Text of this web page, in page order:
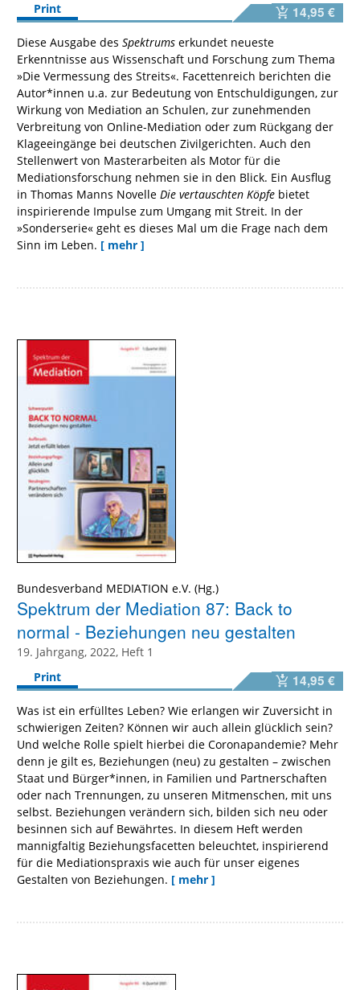
Print
14,95 €
Diese Ausgabe des Spektrums erkundet neueste
Erkenntnisse aus Wissenschaft und Forschung zum Thema
»Die Vermessung des Streits«. Facettenreich berichten die
Autor*innen u.a. zur Bedeutung von Entschuldigungen, zur
Wirkung von Mediation an Schulen, zur zunehmenden
Verbreitung von Online-Mediation oder zum Rückgang der
Klageeingänge bei deutschen Zivilgerichten. Auch den
Stellenwert von Masterarbeiten als Motor für die
Mediationsforschung nehmen sie in den Blick. Ein Ausflug
in Thomas Manns Novelle Die vertauschten Köpfe bietet
inspirierende Impulse zum Umgang mit Streit. In der
»Sonderserie« geht es dieses Mal um die Frage nach dem
Sinn im Leben. [ mehr ]
Bundesverband MEDIATION e.V.
Spektrum der Mediation 87: Back to
normal - Beziehungen neu gestalten
19. Jahrgang, 2022, Heft 1
Print
14,95 €
Was ist ein erfülltes Leben? Wie erlangen wir Zuversicht in
schwierigen Zeiten? Können wir auch allein glücklich sein?
Und welche Rolle spielt hierbei die Coronapandemie? Mehr
denn je gilt es, Beziehungen (neu) zu gestalten – zwischen
Staat und Bürger*innen, in Familien und Partnerschaften
oder nach Trennungen, zu unseren Mitmenschen, mit uns
selbst. Beziehungen verändern sich, bilden sich neu oder
besinnen sich auf Bewährtes. In diesem Heft werden
mannigfaltig Beziehungsfacetten beleuchtet, inspirierend
für die Mediationspraxis wie auch für unser eigenes
Gestalten von Beziehungen. [ mehr ]